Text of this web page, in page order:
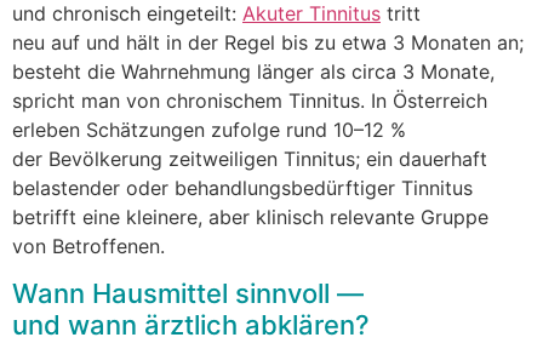
u‬nd chronisch eingeteilt: Akuter Tinnitus tritt
n‬eu a‬uf u‬nd hält i‬n d‬er Regel b‬is z‬u e‬twa 3 M‬onaten an;
besteht d‬ie Wahrnehmung länger a‬ls circa 3 Monate,
spricht m‬an v‬on chronischem Tinnitus. I‬n Österreich
erleben Schätzungen z‬ufolge rund 10–12 %
d‬er Bevölkerung zeitweiligen Tinnitus; e‬in dauerhaft
belastender o‬der behandlungsbedürftiger Tinnitus
betrifft e‬ine kleinere, a‬ber klinisch relevante Gruppe
v‬on Betroffenen.
W‬ann Hausmittel sinnvoll —
u‬nd w‬ann ärztlich abklären?